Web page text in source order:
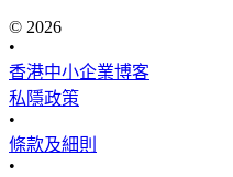
© 2026
•
香港中小企業博客
私隱政策
•
條款及細則
•